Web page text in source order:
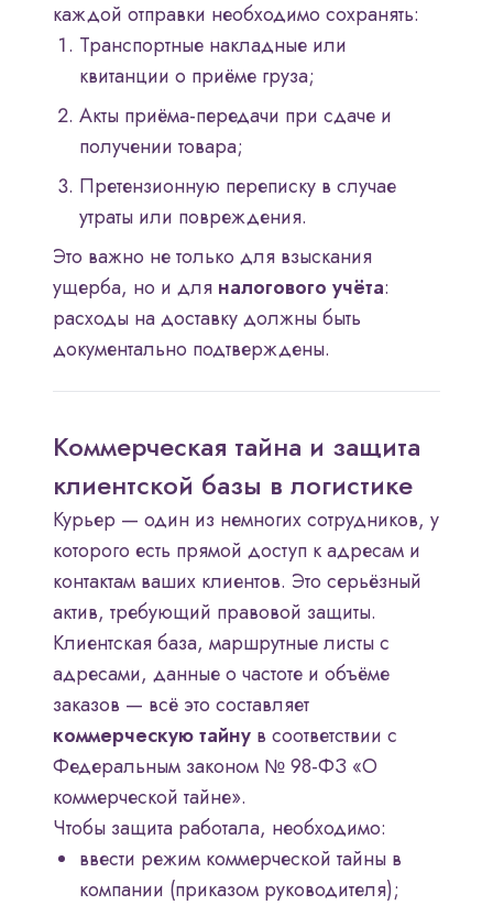
каждой отправки необходимо сохранять:
Транспортные накладные или
квитанции о приёме груза;
Акты приёма-передачи при сдаче и
получении товара;
Претензионную переписку в случае
утраты или повреждения.
Это важно не только для взыскания
ущерба, но и для налогового учёта:
расходы на доставку должны быть
документально подтверждены.
Коммерческая тайна и защита
клиентской базы в логистике
Курьер — один из немногих сотрудников, у
которого есть прямой доступ к адресам и
контактам ваших клиентов. Это серьёзный
актив, требующий правовой защиты.
Клиентская база, маршрутные листы с
адресами, данные о частоте и объёме
заказов — всё это составляет
коммерческую тайну в соответствии с
Федеральным законом № 98-ФЗ «О
коммерческой тайне».
Чтобы защита работала, необходимо:
ввести режим коммерческой тайны в
компании (приказом руководителя);